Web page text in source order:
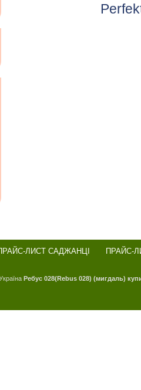
ЛИСТ САДЖАНЦІ ПРАЙС-
Ребус 028(Rebus 028) (мигдаль)